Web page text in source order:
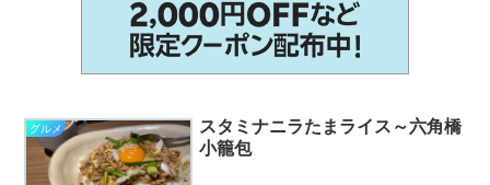
グルメ
スタミナニラたまライス～六角橋
小籠包